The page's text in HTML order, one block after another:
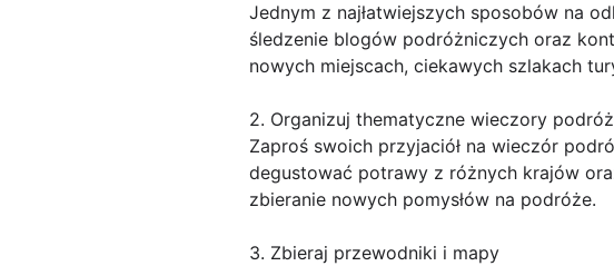
Jednym z najłatwiejszych sposobów na
śledzenie blogów podróżniczych oraz
nowych miejscach, ciekawych szlakach
2. Organizuj thematyczne wieczory
Zaproś swoich przyjaciół na wieczór
degustować potrawy z różnych krajów
zbieranie nowych pomysłów na podróże.
3. Zbieraj przewodniki i mapy